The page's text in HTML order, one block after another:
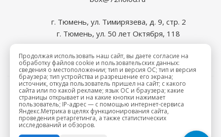
г. Тюмень, ул. Тимирязева, д. 9, стр. 2
г. Тюмень, ул. 50 лет Октября, 118
2026 © Промхолод-торг
Продолжая использовать наш сайт, вы даете согласие на
обработку файлов cookie и пользовательских данных:
сведения о местоположении; тип и версия ОС; тип и версия
браузера; тип устройства и разрешение его экрана;
источник, откуда пользователь пришел на сайт; с какого
сайта или по какой рекламе; язык ОС и браузера; какие
страницы открывает и на какие кнопки нажимает
пользователь; IP-адрес — с помощью интернет-сервиса
Яндекс.Метрика в целях функционирования сайта,
проведения ретаргетинга, а также статистических
исследований и обзоров.